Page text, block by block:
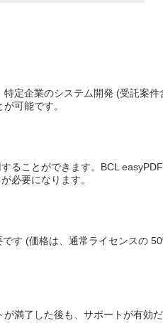
定企業のシステム開発 (受託案件
可能です。
ることができます。BCL
必要になります。
す (価格は、通常ライセンスの
満了した後も、サポートが有効